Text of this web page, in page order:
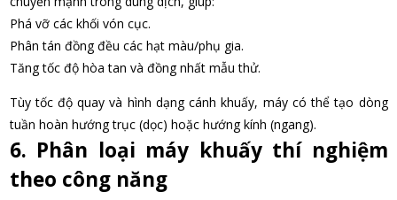
Phá vỡ các khối vón cục.
Phân tán đồng đều các hạt màu/phụ gia.
Tăng tốc độ hòa tan và đồng nhất mẫu thử.
Tùy tốc độ quay và hình dạng cánh khuấy, máy có thể tạo dòng
tuần hoàn hướng trục (dọc) hoặc hướng kính (ngang).
6. Phân loại máy khuấy thí nghiệm
theo công năng